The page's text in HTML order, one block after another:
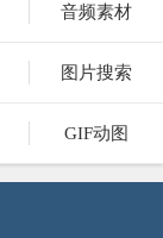
音频素材
图片搜索
GIF动图